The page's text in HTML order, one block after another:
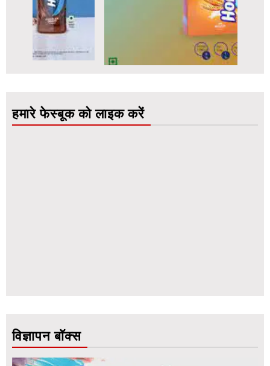
हमारे फेस्बूक को लाइक करें
विज्ञापन बॉक्स